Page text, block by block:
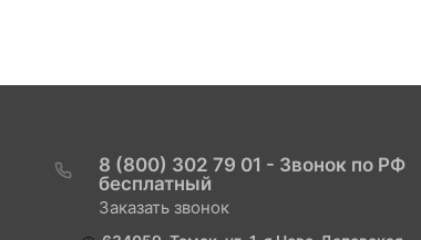
8 (800) 302 79 01 - Звонок по РФ
бесплатный
Заказать звонок